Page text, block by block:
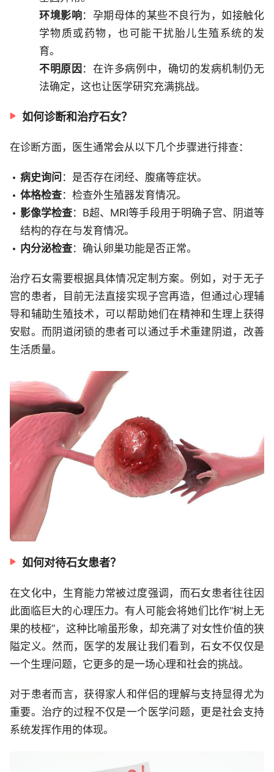
环境影响：孕期母体的某些不良行为，如接触化
学物质或药物，也可能干扰胎儿生殖系统的发
育。
不明原因 ：在许多病例中，确切的发病机制仍无
法确定，这也让医学研究充满挑战。
如何诊断和治疗石女？
在诊断方面，医生通常会从以下几个步骤进行排查：
病史询问 ：是否存在闭经、腹痛等症状。
体格检查：检查外生殖器发育情况。
影像学检查：B超、MRI等手段用于明确子宫、阴道等
结构的存在与发育情况。
内分泌检查：确认卵巢功能是否正常。
治疗石女需要根据具体情况定制方案。例如，对于无子
宫的患者，目前无法直接实现子宫再造，但通过心理辅
导和辅助生殖技术，可以帮助她们在精神和生理上获得
安慰。而阴道闭锁的患者可以通过手术重建阴道，改善
生活质量。
如何对待石女患者？
在文化中，生育能力常被过度强调，而石女患者往往因
此面临巨大的心理压力。有人可能会将她们比作“树上无
果的枝桠”，这种比喻虽形象，却充满了对女性价值的狭
隘定义。然而，医学的发展让我们看到，石女不仅仅是
一个生理问题，它更多的是一场心理和社会的挑战。
对于患者而言，获得家人和伴侣的理解与支持显得尤为
重要。治疗的过程不仅是一个医学问题，更是社会支持
系统发挥作用的体现。